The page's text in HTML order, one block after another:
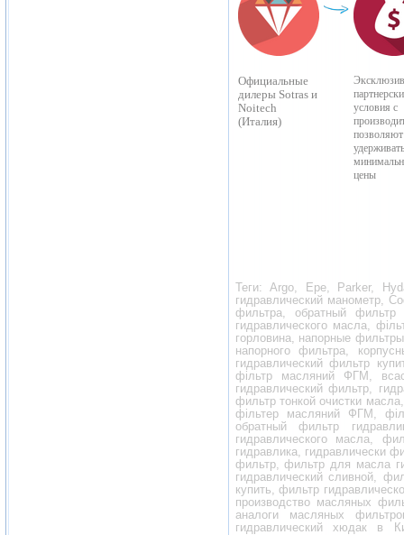
Официальные
дилеры Sotras и
Noitech
(Италия)
условия с
позволяют
удерживать
цены
Теги:Argo, Epe, Parker, H
гидравлический манометр,
фильтра, обратный фильтр
гидравлического масла,
горловина, напорные
напорного фильтра,
гидравлический фильтр
фільтр масляний ФГМ,
гидравлический фильтр,
фильтр тонкой очистки
фільтер масляний ФГМ,
обратный фильтр
гидравлического масла,
гидравлика, гидравлически
фильтр, фильтр для масла
гидравлический сливной,
купить, фильтр
производство масляных
аналоги масляных
гидравлический хюдак в